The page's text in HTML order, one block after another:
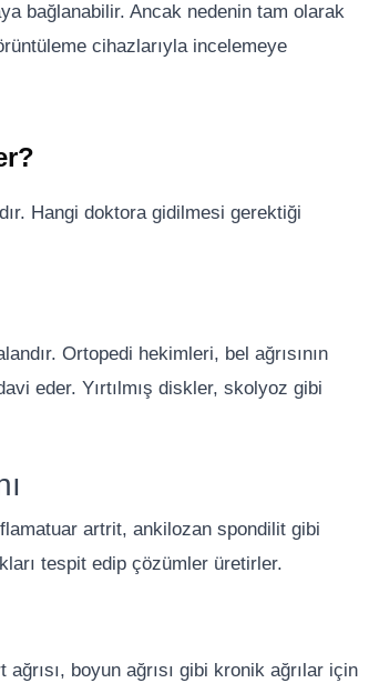
bağlanabilir. Ancak nedenin tam olarak
cihazlarıyla incelemeye
Hangi doktora gidilmesi gerektiği
Ortopedi hekimleri, bel ağrısının
eder. Yırtılmış diskler, skolyoz gibi
artrit, ankilozan spondilit gibi
tespit edip çözümler üretirler.
boyun ağrısı gibi kronik ağrılar için